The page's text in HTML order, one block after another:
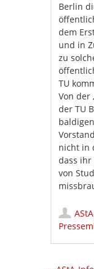
Berlin
dem
und in
zu
TU
Von der
der TU
nicht in
dass
von